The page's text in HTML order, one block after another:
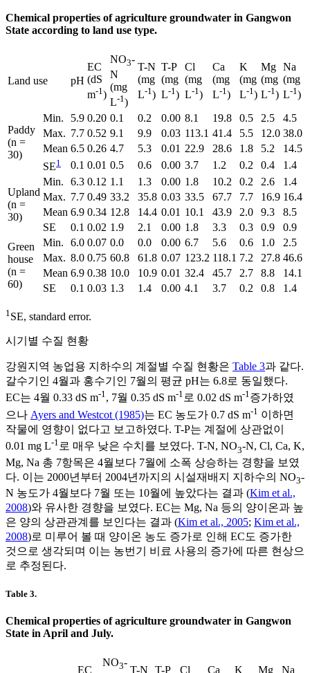
Chemical properties of agriculture groundwater in Gangwon
State according to land use type.
Land use pH
EC
(dS
m-1)
NO3-
N
(mg
L-1)
T-N
(mg
L-1)
T-P
(mg
L-1)
Cl
(mg
L-1)
Ca
(mg
L-1)
K
(mg
L-1)
Mg
(mg
L-1)
Na
(mg
L-1)
Paddy
(n =
30)
Min. 5.9 0.20 0.1 0.2 0.00 8.1 19.8 0.5 2.5
4.5
Max. 7.7 0.52 9.1 9.9 0.03 113.1 41.4 5.5 12.0 38.0
Mean 6.5 0.26 4.7 5.3 0.01 22.9 28.6 1.8 5.2
14.5
SE1 0.1 0.01 0.5 0.6 0.00 3.7 1.2 0.2 0.4 1.4
Upland
(n =
30)
Min. 6.3 0.12 1.1 1.3 0.00 1.8 10.2 0.2 2.6
1.4
Max. 7.7 0.49 33.2 35.8 0.03 33.5 67.7 7.7 16.9 16.4
Mean 6.9 0.34 12.8 14.4 0.01 10.1 43.9 2.0 9.3
8.5
SE
0.1 0.02 1.9 2.1 0.00 1.8 3.3 0.3 0.9
0.9
Green
house
(n =
60)
Min. 6.0 0.07 0.0 0.0 0.00 6.7 5.6 0.6 1.0
2.5
Max. 8.0 0.75 60.8 61.8 0.07 123.2 118.1 7.2 27.8 46.6
Mean 6.9 0.38 10.0 10.9 0.01 32.4 45.7 2.7 8.8
14.1
SE
0.1 0.03 1.3 1.4 0.00 4.1 3.7 0.2 0.8 1.4
1SE, standard error.
시기별 수질 현황
강원지역 농업용 지하수의 계절별 수질 현황은 Table 3과 같다.
갈수기인 4월과 홍수기인 7월의 평균 pH는 6.8로 동일했다.
EC는 4월 0.33 dS m-1, 7월 0.35 dS m-1로 0.02 dS m-1증가하였
으나 Ayers and Westcot (1985)는 EC 농도가 0.7 dS m-1 이하면
작물에 영향이 없다고 보고하였다. T-P는 계절에 상관없이
0.01 mg L-1 로 매우 낮은 수치를 보였다. T-N, NO3-N, Cl, Ca, K,
Mg, Na 총 7항목은 4월보다 7월에 소폭 상승하는 경향을 보였
다. 이는 2000년부터 2004년까지의 시설재배지 지하수의 NO3-
N 농도가 4월보다 7월 또는 10월에 높았다는 결과 (Kim et al.,
2008)와 유사한 경향을 보였다. EC는 Mg, Na 등의 양이온과 높
은 양의 상관관계를 보인다는 결과 (Kim et al., 2005; Kim et al.,
2008)로 미루어 볼 때 양이온 농도 증가로 인해 EC도 증가한
것으로 생각되며 이는 농번기 비료 사용의 증가에 따른 현상으
로 추정된다.
Table 3.
Chemical properties of agriculture groundwater in Gangwon
State in April and July.
EC
NO3-
T-N
T-P
Cl
Ca
K
Mg
Na